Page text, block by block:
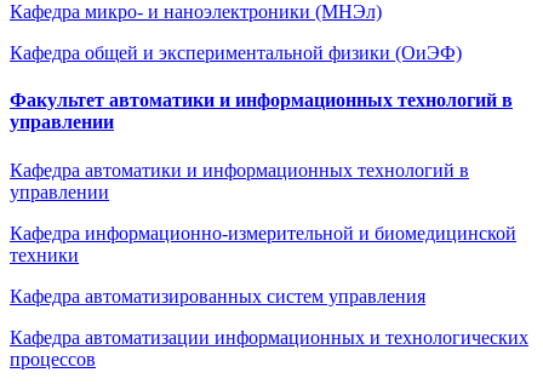
Кафедра микро- и наноэлектроники (МНЭл)
Кафедра общей и экспериментальной физики (ОиЭФ)
Факультет автоматики и информационных технологий в
управлении
Кафедра автоматики и информационных технологий в
управлении
Кафедра информационно-измерительной и биомедицинской
техники
Кафедра автоматизированных систем управления
Кафедра автоматизации информационных и технологических
процессов